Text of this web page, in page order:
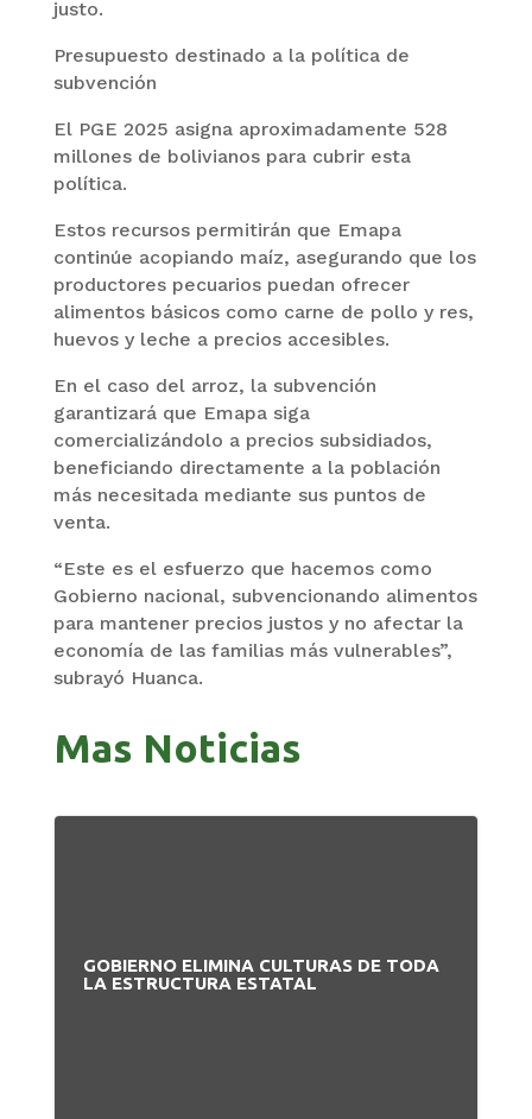
justo.
Presupuesto destinado a la política de
subvención
El PGE 2025 asigna aproximadamente 528
millones de bolivianos para cubrir esta
política.
Estos recursos permitirán que Emapa
continúe acopiando maíz, asegurando que los
productores pecuarios puedan ofrecer
alimentos básicos como carne de pollo y res,
huevos y leche a precios accesibles.
En el caso del arroz, la subvención
garantizará que Emapa siga
comercializándolo a precios subsidiados,
beneficiando directamente a la población
más necesitada mediante sus puntos de
venta.
“Este es el esfuerzo que hacemos como
Gobierno nacional, subvencionando alimentos
para mantener precios justos y no afectar la
economía de las familias más vulnerables”,
subrayó Huanca.
Mas Noticias
GOBIERNO ELIMINA CULTURAS DE TODA
LA ESTRUCTURA ESTATAL